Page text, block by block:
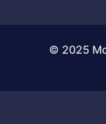
© 2025